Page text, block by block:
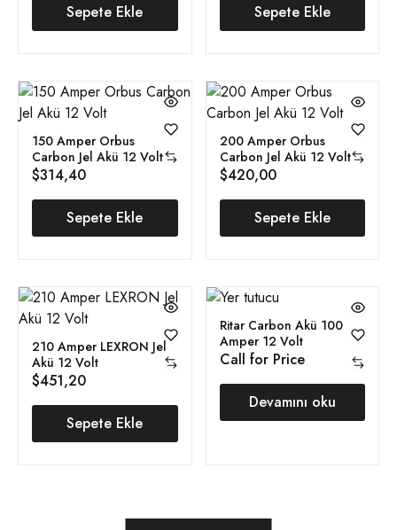
Sepete Ekle Sepete Ekle
150 Amper Orbus
Carbon Jel Akü 12 Volt
$314,40
Sepete Ekle
200 Amper Orbus
Carbon Jel Akü 12 Volt
$420,00
Sepete Ekle
210 Amper LEXRON Jel
Akü 12 Volt
$451,20
Sepete Ekle
Ritar Carbon Akü 100
Amper 12 Volt
Call for Price
Devamını oku